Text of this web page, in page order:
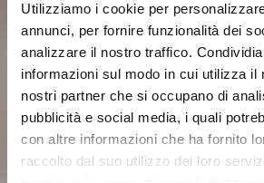
Utilizziamo i cookie per
annunci, per fornire funzionalità dei
analizzare il nostro traffico.
informazioni sul modo in cui utilizza il
nostri partner che si occupano di
pubblicità e social media, i quali
con altre informazioni che ha fornito
raccolto dal suo utilizzo dei loro